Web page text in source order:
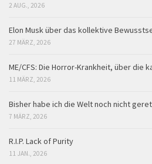
2 AUG., 2026
Elon Musk über das kollektive
27 MÄRZ, 2026
ME/CFS: Die Horror-Krankheit, über die
11 MÄRZ, 2026
Bisher habe ich die Welt noch nicht
7 MÄRZ, 2026
R.I.P. Lack of Purity
11 JAN., 2026